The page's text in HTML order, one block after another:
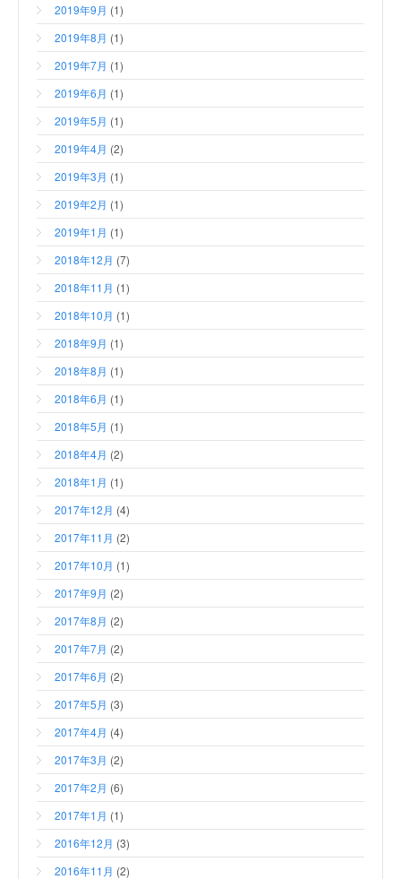
2019年9月 (1)
2019年8月 (1)
2019年7月 (1)
2019年6月 (1)
2019年5月 (1)
2019年4月 (2)
2019年3月 (1)
2019年2月 (1)
2019年1月 (1)
2018年12月 (7)
2018年11月 (1)
2018年10月 (1)
2018年9月 (1)
2018年8月 (1)
2018年6月 (1)
2018年5月 (1)
2018年4月 (2)
2018年1月 (1)
2017年12月 (4)
2017年11月 (2)
2017年10月 (1)
2017年9月 (2)
2017年8月 (2)
2017年7月 (2)
2017年6月 (2)
2017年5月 (3)
2017年4月 (4)
2017年3月 (2)
2017年2月 (6)
2017年1月 (1)
2016年12月 (3)
2016年11月 (2)